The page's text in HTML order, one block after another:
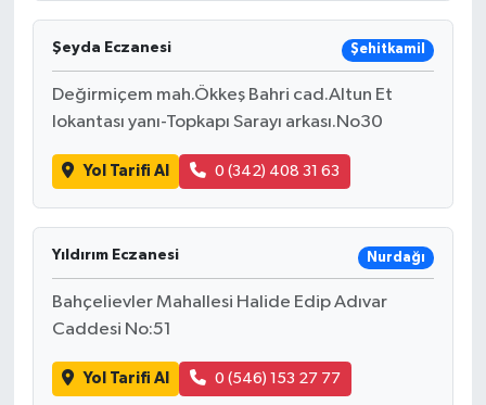
Şeyda Eczanesi Şehitkamil
Değirmiçem mah.Ökkeş Bahri cad.Altun Et
lokantası yanı-Topkapı Sarayı arkası.No30
Yol Tarifi Al 0 (342) 408 31 63
Yıldırım Eczanesi Nurdağı
Bahçelievler Mahallesi Halide Edip Adıvar
Caddesi No:51
Yol Tarifi Al 0 (546) 153 27 77